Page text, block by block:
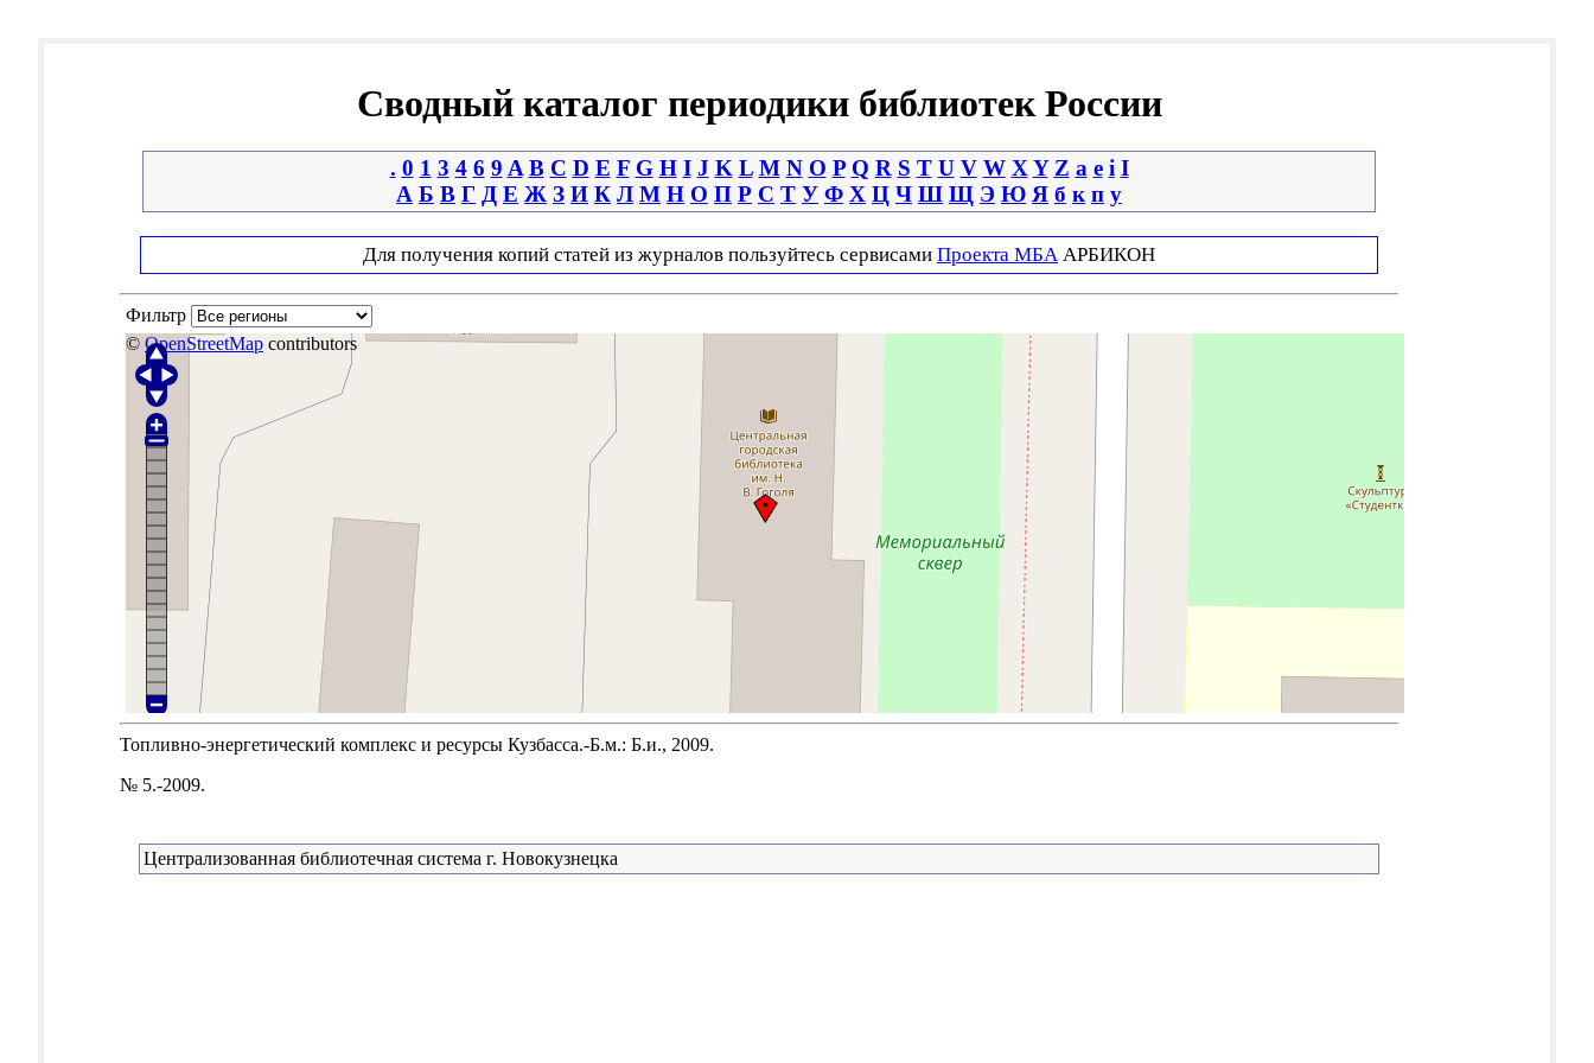
Сводный каталог периодики библиотек России
. 0 1 3 4 6 9 A B C D E F G H I J K L M N O P Q R S T U V W X Y Z a e i І
А Б В Г Д Е Ж З И К Л М Н О П Р С Т У Ф Х Ц Ч Ш Щ Э Ю Я б к п у
Для получения копий статей из журналов пользуйтесь сервисами Проекта МБА АРБИКОН
Фильтр
© OpenStreetMap contributors
Топливно-энергетический комплекс и ресурсы Кузбасса.-Б.м.: Б.и., 2009.
№ 5.-2009.
Централизованная библиотечная система г. Новокузнецка